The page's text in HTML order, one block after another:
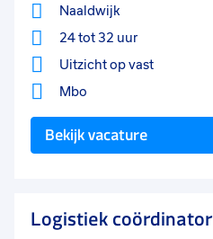
Naaldwijk
24 tot 32 uur
Uitzicht op vast
Mbo
Bekijk vacature
Logistiek coördinator